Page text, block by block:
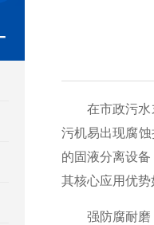
在市政污水末
污机易出现腐
的固液分离设
其核心应用优势
强防腐耐磨，